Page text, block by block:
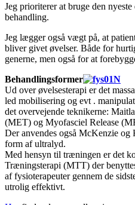
Jeg prioriterer at bruge den
behandling.
Jeg lægger også vægt på, at
bliver givet øvelser. Både for
generne, men også for at
Behandlingsformer
Ud over øvelsesterapi er det
led mobilisering og evt .
det overvejende teknikerne:
(MET) og Myofasciel Release
Der anvendes også McKenzie
form af ultralyd.
Med hensyn til træningen er det
Træningsterapi (MTT) der
af fysioterapeuter gennem de
utrolig effektivt.